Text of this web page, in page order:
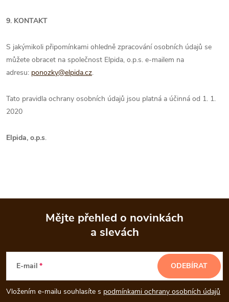
9. KONTAKT
S jakýmikoli připomínkami ohledně zpracování osobních údajů se
můžete obracet na společnost Elpida, o.p.s. e-mailem na
adresu: ponozky@elpida.cz.
Tato pravidla ochrany osobních údajů jsou platná a účinná od 1. 1.
2020
Elpida, o.p.s.
p
Mějte přehled o novinkách
a slevách
E-mail
Vložením e-mailu souhlasíte s podmínkami ochrany osobních údajů
ODEBÍRAT